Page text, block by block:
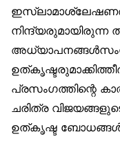
നിന്ദ്യരുമായിരുന്ന
പ്രസംഗത്തിന്റെ
ചരിത്ര
ഉത്കൃഷ്ട